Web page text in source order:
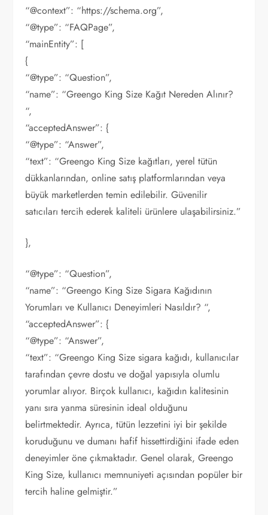
“@context”: “https://schema.org”,
“@type”: “FAQPage”,
“mainEntity”: [
{
“@type”: “Question”,
“name”: “Greengo King Size Kağıt Nereden Alınır?
“,
“acceptedAnswer”: {
“@type”: “Answer”,
“text”: “Greengo King Size kağıtları, yerel tütün
dükkanlarından, online satış platformlarından veya
büyük marketlerden temin edilebilir. Güvenilir
satıcıları tercih ederek kaliteli ürünlere ulaşabilirsiniz.”
},
“@type”: “Question”,
“name”: “Greengo King Size Sigara Kağıdının
Yorumları ve Kullanıcı Deneyimleri Nasıldır? “,
“acceptedAnswer”: {
“@type”: “Answer”,
“text”: “Greengo King Size sigara kağıdı, kullanıcılar
tarafından çevre dostu ve doğal yapısıyla olumlu
yorumlar alıyor. Birçok kullanıcı, kağıdın kalitesinin
yanı sıra yanma süresinin ideal olduğunu
belirtmektedir. Ayrıca, tütün lezzetini iyi bir şekilde
koruduğunu ve dumanı hafif hissettirdiğini ifade eden
deneyimler öne çıkmaktadır. Genel olarak, Greengo
King Size, kullanıcı memnuniyeti açısından popüler bir
tercih haline gelmiştir.”